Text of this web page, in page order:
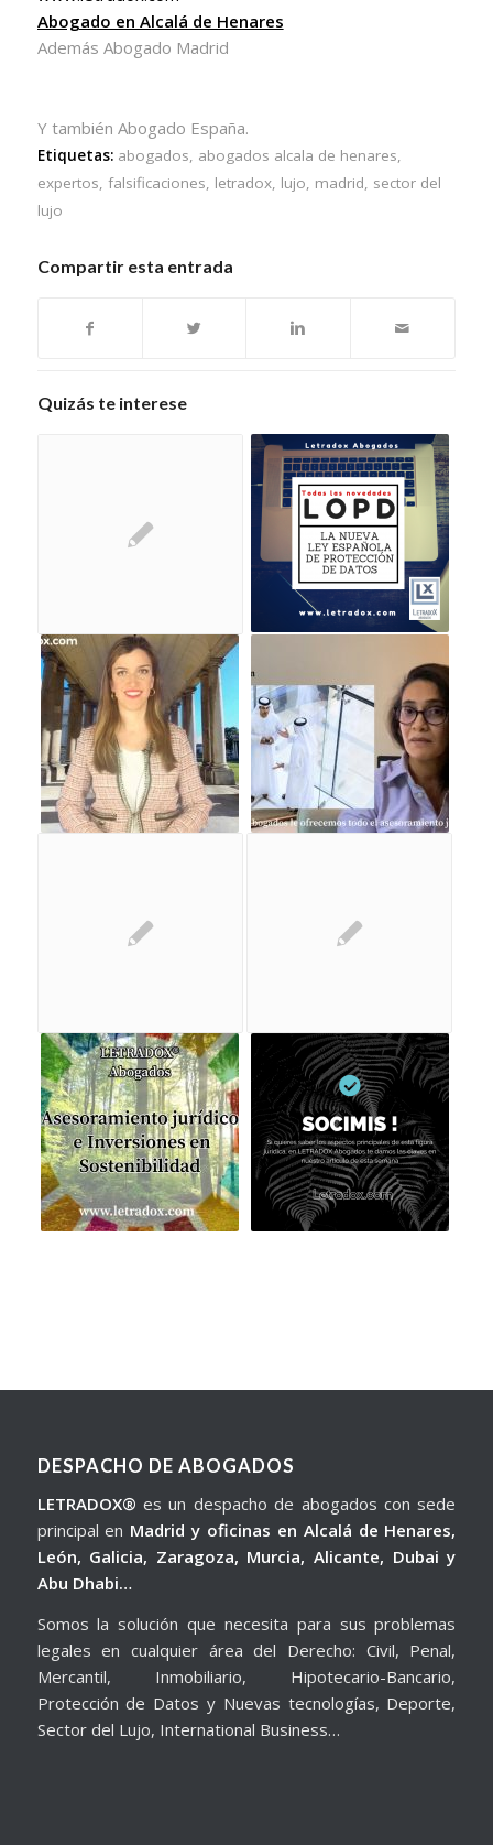
Abogado en Alcalá de Henares
Además Abogado Madrid
Y también Abogado España.
Etiquetas: abogados, abogados alcala de henares,
expertos, falsificaciones, letradox, lujo, madrid, sector del
lujo
Compartir esta entrada
Quizás te interese
DESPACHO DE ABOGADOS
LETRADOX® es un despacho de abogados con sede
principal en Madrid y oficinas en Alcalá de Henares,
León, Galicia, Zaragoza, Murcia, Alicante, Dubai y
Abu Dhabi…
Somos la solución que necesita para sus problemas
legales en cualquier área del Derecho: Civil, Penal,
Mercantil, Inmobiliario, Hipotecario-Bancario,
Protección de Datos y Nuevas tecnologías, Deporte,
Sector del Lujo, International Business…